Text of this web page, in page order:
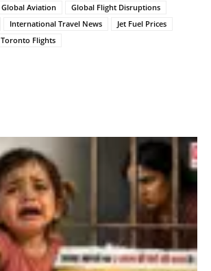
Global Aviation
Global Flight Disruptions
International Travel News
Jet Fuel Prices
Toronto Flights